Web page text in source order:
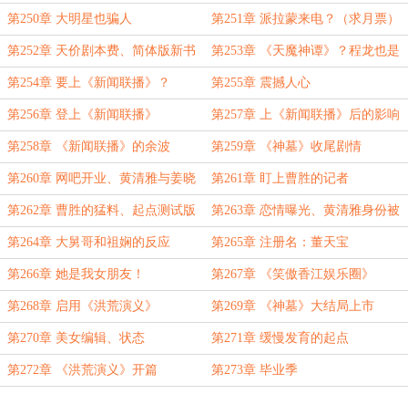
第250章 大明星也骗人 第251章 派拉蒙来电？（求月票）
第252章 天价剧本费、简体版新书
惊艳内地市场
第253章 《天魔神谭》？程龙也是
大嘴巴？
第254章 要上《新闻联播》？ 第255章 震撼人心
第256章 登上《新闻联播》 第257章 上《新闻联播》后的影响
第258章 《新闻联播》的余波 第259章 《神墓》收尾剧情
第260章 网吧开业、黄清雅与姜晓
霜碰面
第261章 盯上曹胜的记者
第262章 曹胜的猛料、起点测试版
出炉
第263章 恋情曝光、黄清雅身份被
扒
第264章 大舅哥和祖娴的反应 第265章 注册名：董天宝
第266章 她是我女朋友！ 第267章 《笑傲香江娱乐圈》
第268章 启用《洪荒演义》 第269章 《神墓》大结局上市
第270章 美女编辑、状态 第271章 缓慢发育的起点
第272章 《洪荒演义》开篇 第273章 毕业季